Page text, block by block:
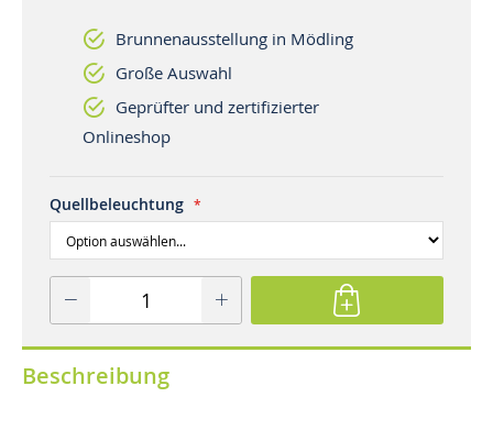
Brunnenausstellung in Mödling
Große Auswahl
Geprüfter und zertifizierter
Onlineshop
Quellbeleuchtung
Beschreibung